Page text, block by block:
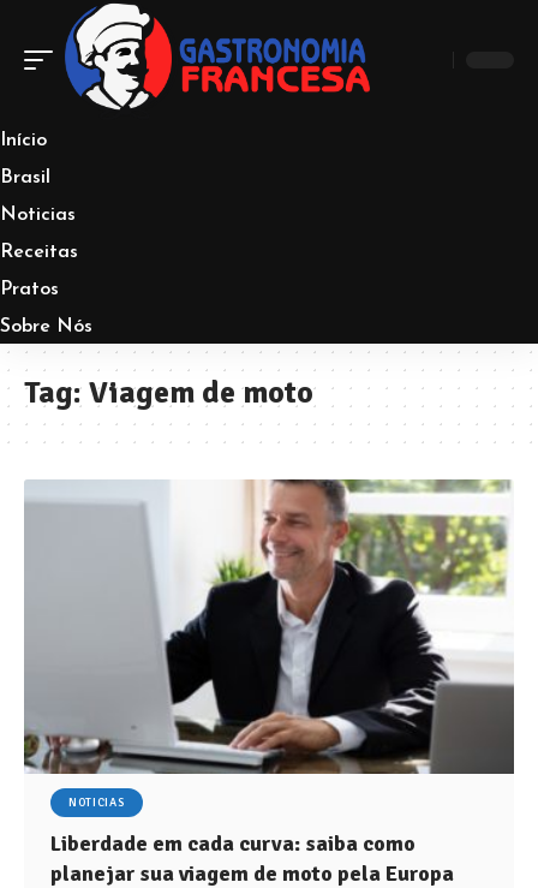
Início
Brasil
Noticias
Receitas
Pratos
Sobre Nós
Tag:Viagem de moto
NOTICIAS
Liberdade em cada curva: saiba como
planejar sua viagem de moto pela Europa